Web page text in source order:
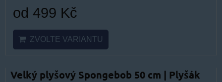
od 499 Kč
ZVOLTE VARIANTU
Velký plyšový Spongebob 50 cm | Plyšák